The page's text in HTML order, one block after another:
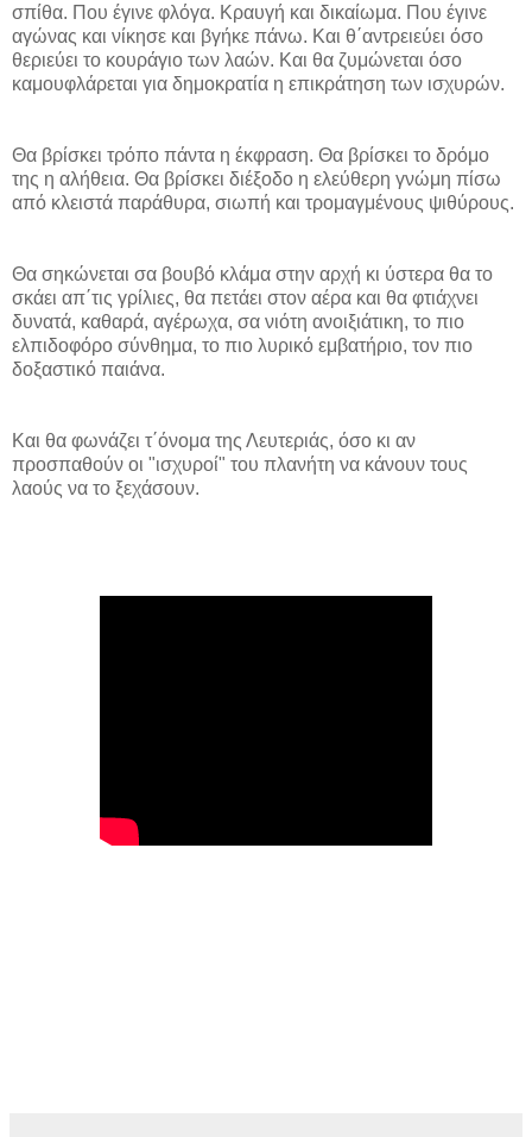
σπίθα. Που έγινε φλόγα. Κραυγή και δικαίωμα. Που έγινε
αγώνας και νίκησε και βγήκε πάνω. Και θ΄αντρειεύει όσο
θεριεύει το κουράγιο των λαών. Και θα ζυμώνεται όσο
καμουφλάρεται για δημοκρατία η επικράτηση των ισχυρών.
Θα βρίσκει τρόπο πάντα η έκφραση. Θα βρίσκει το δρόμο
της η αλήθεια. Θα βρίσκει διέξοδο η ελεύθερη γνώμη πίσω
από κλειστά παράθυρα, σιωπή και τρομαγμένους ψιθύρους.
Θα σηκώνεται σα βουβό κλάμα στην αρχή κι ύστερα θα το
σκάει απ΄τις γρίλιες, θα πετάει στον αέρα και θα φτιάχνει
δυνατά, καθαρά, αγέρωχα, σα νιότη ανοιξιάτικη, το πιο
ελπιδοφόρο σύνθημα, το πιο λυρικό εμβατήριο, τον πιο
δοξαστικό παιάνα.
Και θα φωνάζει τ΄όνομα της Λευτεριάς, όσο κι αν
προσπαθούν οι "ισχυροί" του πλανήτη να κάνουν τους
λαούς να το ξεχάσουν.